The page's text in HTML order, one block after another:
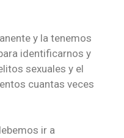
y la tenemos
identificarnos y
sexuales y el
cuantas veces
ir a